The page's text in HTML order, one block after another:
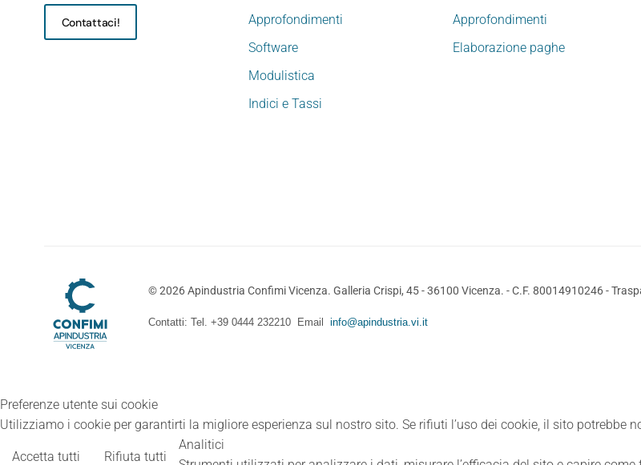
Contattaci!
Approfondimenti
Software
Modulistica
Indici e Tassi
Approfondimenti
Elaborazione paghe
©2026Apindustria Confimi Vicenza. Galleria Crispi, 45 - 36100 Vicenza. - C.F. 80014910246 -
Contatti: Tel. +39 0444 232210 Email info@apindustria.vi.it
Preferenze utente sui cookie
Utilizziamo i cookie per garantirti la migliore esperienza sul nostro sito. Se rifiuti l’uso dei cookie, il sito potrebbe
Accetta tutti Rifiuta tutti
Analitici